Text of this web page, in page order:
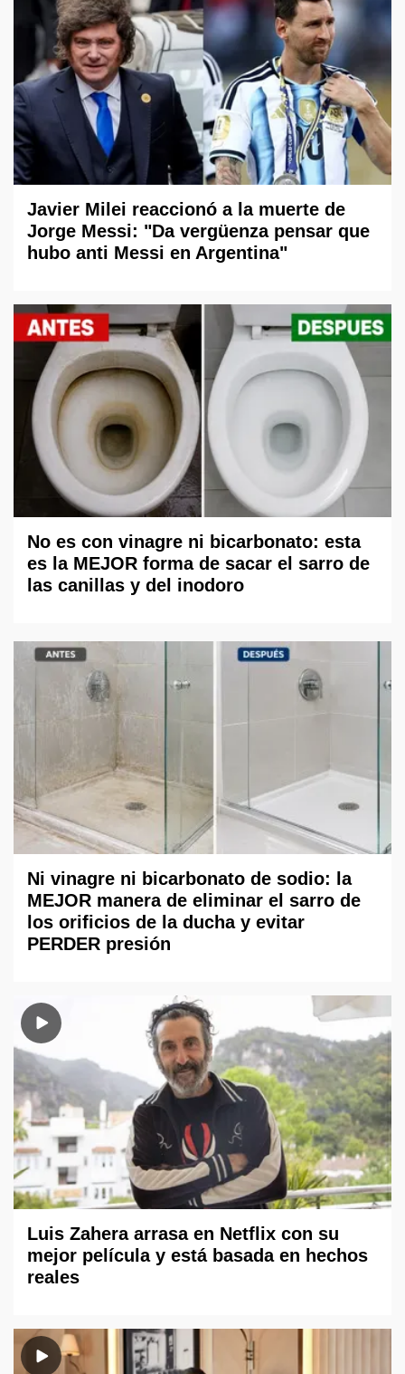
Javier Milei reaccionó a la muerte de
Jorge Messi: "Da vergüenza pensar que
hubo anti Messi en Argentina"
No es con vinagre ni bicarbonato: esta
es la MEJOR forma de sacar el sarro de
las canillas y del inodoro
Ni vinagre ni bicarbonato de sodio: la
MEJOR manera de eliminar el sarro de
los orificios de la ducha y evitar
PERDER presión
Luis Zahera arrasa en Netflix con su
mejor película y está basada en hechos
reales